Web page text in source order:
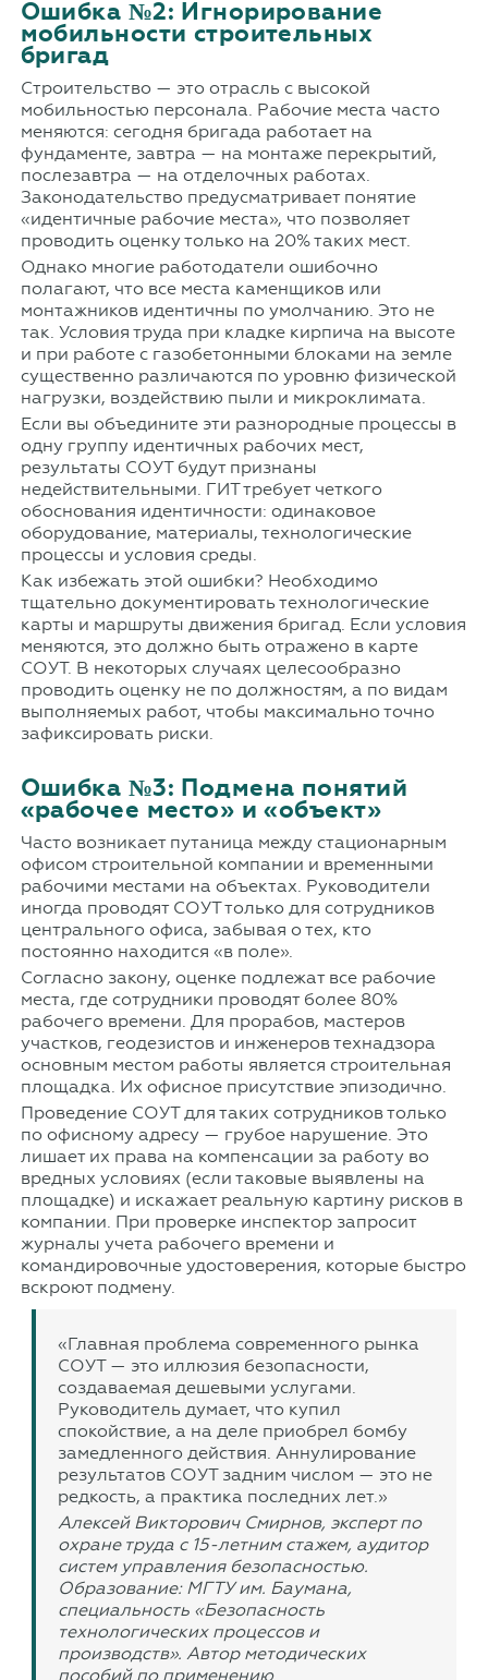
Ошибка №2: Игнорирование
мобильности строительных
бригад
Строительство — это отрасль с высокой
мобильностью персонала. Рабочие места часто
меняются: сегодня бригада работает на
фундаменте, завтра — на монтаже перекрытий,
послезавтра — на отделочных работах.
Законодательство предусматривает понятие
«идентичные рабочие места», что позволяет
проводить оценку только на 20% таких мест.
Однако многие работодатели ошибочно
полагают, что все места каменщиков или
монтажников идентичны по умолчанию. Это не
так. Условия труда при кладке кирпича на высоте
и при работе с газобетонными блоками на земле
существенно различаются по уровню физической
нагрузки, воздействию пыли и микроклимата.
Если вы объедините эти разнородные процессы в
одну группу идентичных рабочих мест,
результаты СОУТ будут признаны
недействительными. ГИТ требует четкого
обоснования идентичности: одинаковое
оборудование, материалы, технологические
процессы и условия среды.
Как избежать этой ошибки? Необходимо
тщательно документировать технологические
карты и маршруты движения бригад. Если условия
меняются, это должно быть отражено в карте
СОУТ. В некоторых случаях целесообразно
проводить оценку не по должностям, а по видам
выполняемых работ, чтобы максимально точно
зафиксировать риски.
Ошибка №3: Подмена понятий
«рабочее место» и «объект»
Часто возникает путаница между стационарным
офисом строительной компании и временными
рабочими местами на объектах. Руководители
иногда проводят СОУТ только для сотрудников
центрального офиса, забывая о тех, кто
постоянно находится «в поле».
Согласно закону, оценке подлежат все рабочие
места, где сотрудники проводят более 80%
рабочего времени. Для прорабов, мастеров
участков, геодезистов и инженеров технадзора
основным местом работы является строительная
площадка. Их офисное присутствие эпизодично.
Проведение СОУТ для таких сотрудников только
по офисному адресу — грубое нарушение. Это
лишает их права на компенсации за работу во
вредных условиях (если таковые выявлены на
площадке) и искажает реальную картину рисков в
компании. При проверке инспектор запросит
журналы учета рабочего времени и
командировочные удостоверения, которые быстро
вскроют подмену.
«Главная проблема современного рынка
СОУТ — это иллюзия безопасности,
создаваемая дешевыми услугами.
Руководитель думает, что купил
спокойствие, а на деле приобрел бомбу
замедленного действия. Аннулирование
результатов СОУТ задним числом — это не
редкость, а практика последних лет.»
Алексей Викторович Смирнов, эксперт по
охране труда с 15-летним стажем, аудитор
систем управления безопасностью.
Образование: МГТУ им. Баумана,
специальность «Безопасность
технологических процессов и
производств». Автор методических
пособий по применению